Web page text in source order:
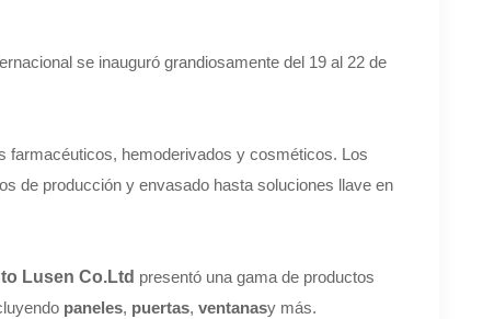
se inauguró grandiosamente del 19 al 22 de
farmacéuticos, hemoderivados y cosméticos. Los
de producción y envasado hasta soluciones llave en
Lusen Co.Ltd presentó una gama de productos
paneles, puertas, ventanasy más.